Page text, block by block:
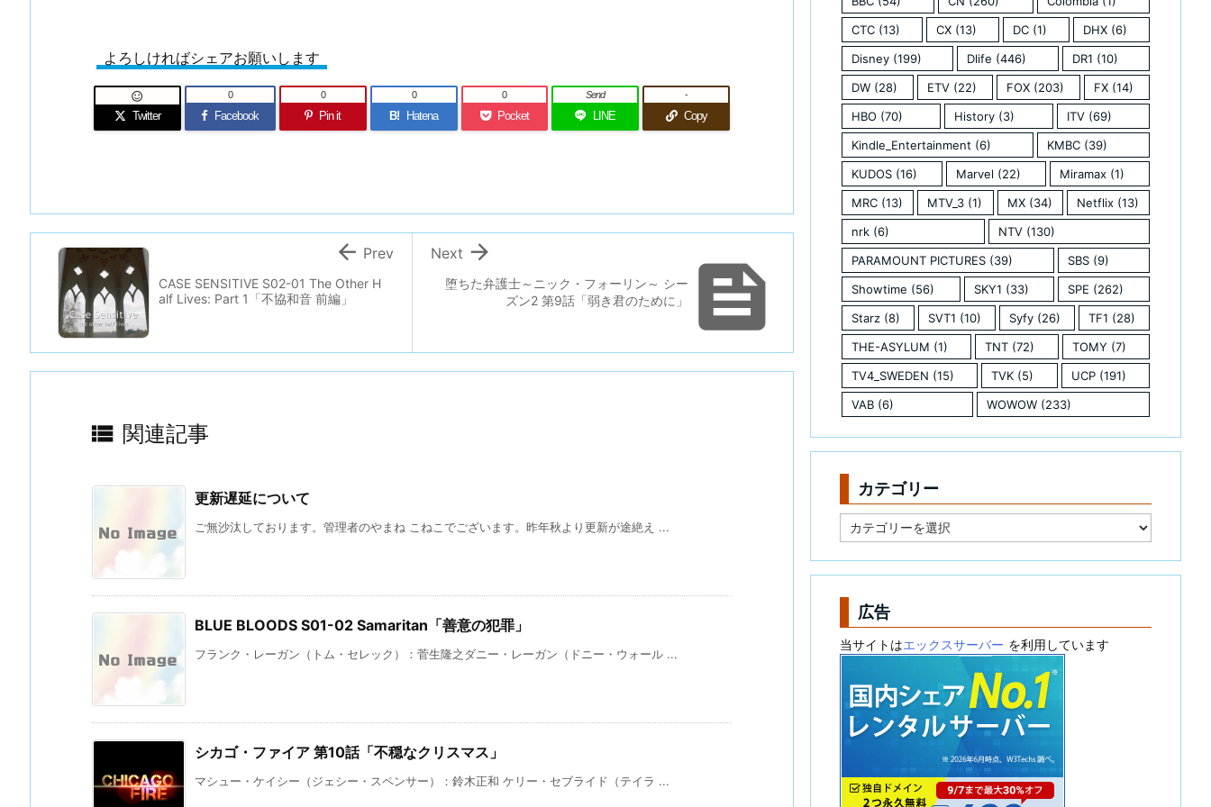
よろしければシェアお願いします
Twitter

Facebook
0
Pin it
0
B! Hatena
0
Pocket
0
LINE
Send
Copy
-

堕ちた弁護士～ニック・フォーリン～ シー
ズン2 第9話「弱き君のために」

Next
CASE SENSITIVE S02-01 The Other H
alf Lives: Part 1「不協和音 前編」
 Prev
 関連記事
更新遅延について
ご無沙汰しております。管理者のやまね こねこでございます。昨年秋より更新が途絶え ...
BLUE BLOODS S01-02 Samaritan「善意の犯罪」
フランク・レーガン（トム・セレック）：菅生隆之ダニー・レーガン（ドニー・ウォール ...
シカゴ・ファイア 第10話「不穏なクリスマス」
マシュー・ケイシー（ジェシー・スペンサー）：鈴木正和 ケリー・セブライド（テイラ ...
CTC (13) CX (13) DC (1) DHX (6)
Disney (199) Dlife (446) DR1 (10)
DW (28) ETV (22) FOX (203) FX (14)
HBO (70) History (3) ITV(69)
Kindle_Entertainment (6) KMBC (39)
KUDOS (16) Marvel (22) Miramax (1)
MRC (13) MTV_3 (1) MX(34) Netflix(13)
nrk (6) NTV(130)
PARAMOUNT PICTURES (39) SBS(9)
Showtime (56) SKY1 (33) SPE (262)
Starz (8) SVT1 (10) Syfy (26) TF1 (28)
THE-ASYLUM (1) TNT (72) TOMY (7)
TV4_SWEDEN (15) TVK (5) UCP(191)
VAB (6) WOWOW(233)
カテゴリー
テ
リ
広告
当サイトはエックスサーバー を利用しています